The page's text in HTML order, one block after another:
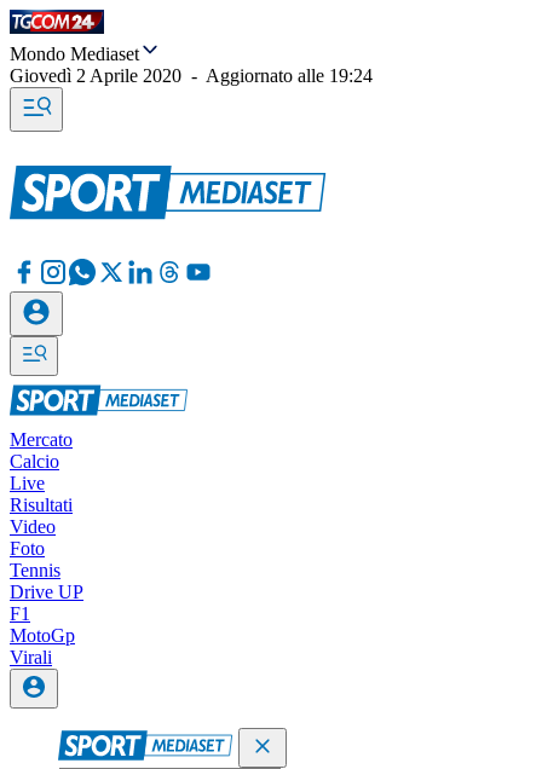
Mondo Mediaset
Giovedì 2 Aprile 2020 - Aggiornato alle 19:24
Mercato
Calcio
Live
Risultati
Video
Foto
Tennis
Drive UP
F1
MotoGp
Virali